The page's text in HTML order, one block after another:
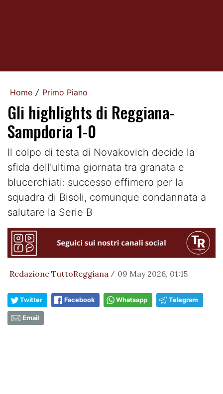
Home / Primo Piano
Gli highlights di Reggiana-
Sampdoria 1-0
Il colpo di testa di Novakovich decide la
sfida dell'ultima giornata tra granata e
blucerchiati: successo effimero per la
squadra di Bisoli, comunque condannata a
salutare la Serie B
Redazione TuttoReggiana / 09 May 2026, 01:15
Twitter Facebook Whatsapp Telegram
Email